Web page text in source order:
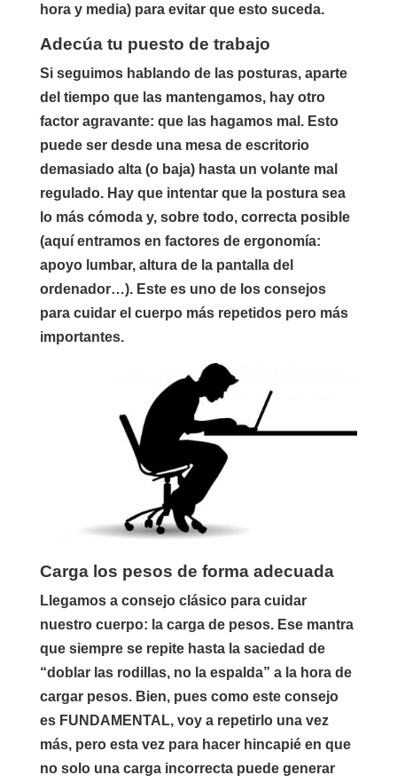
hora y media) para evitar que esto suceda.
Adecúa tu puesto de trabajo
Si seguimos hablando de las posturas, aparte
del tiempo que las mantengamos, hay otro
factor agravante: que las hagamos mal. Esto
puede ser desde una mesa de escritorio
demasiado alta (o baja) hasta un volante mal
regulado. Hay que intentar que la postura sea
lo más cómoda y, sobre todo, correcta posible
(aquí entramos en factores de ergonomía:
apoyo lumbar, altura de la pantalla del
ordenador…). Este es uno de los consejos
para cuidar el cuerpo más repetidos pero más
importantes.
Carga los pesos de forma adecuada
Llegamos a consejo clásico para cuidar
nuestro cuerpo: la carga de pesos. Ese mantra
que siempre se repite hasta la saciedad de
“doblar las rodillas, no la espalda” a la hora de
cargar pesos. Bien, pues como este consejo
es FUNDAMENTAL, voy a repetirlo una vez
más, pero esta vez para hacer hincapié en que
no solo una carga incorrecta puede generar